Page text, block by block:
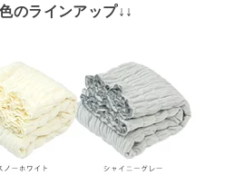
のラインアップ↓↓